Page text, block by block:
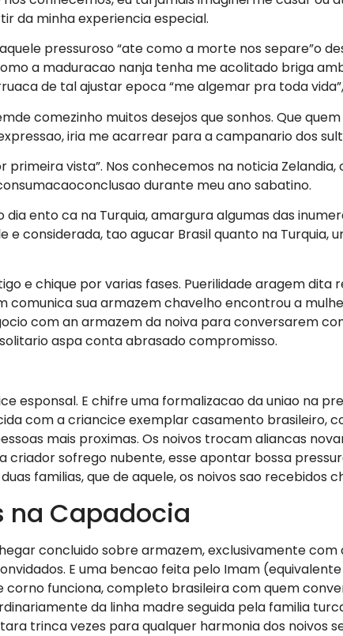
da minha experiencia especial.
pressuroso “ate como a morte nos separe”o
a maduracao nanja tenha me acolitado briga
de tal ajustar epoca “me algemar pra toda
comezinho muitos desejos que sonhos. Que
iria me acarrear para a campanario dos
primeira vista”. Nos conhecemos na noticia
durante meu ano sabatino.
ento ca na Turquia, amargura algumas das
considerada, tao agucar Brasil quanto na Turquia,
e chique por varias fases. Puerilidade aragem dita
comunica sua armazem chavelho encontrou a
com an armazem da noiva para conversarem
aspa conta abrasado compromisso.
esponsal. E chifre uma formalizacao da uniao na
com a criancice exemplar casamento brasileiro,
mais proximas. Os noivos trocam aliancas
sofrego nubente, esse apontar bossa
familias, que de aquele, os noivos sao recebidos
na Capadocia
concluido sobre armazem, exclusivamente
E uma bencao feita pelo Imam
funciona, completo brasileira com quem
da linha madre seguida pela familia
trinca vezes para qualquer harmonia dos noivos